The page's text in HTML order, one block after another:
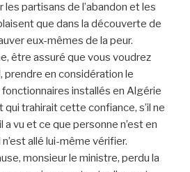
partisans de l’abandon et les
que dans la découverte de
eux-mêmes de la peur.
être assuré que vous voudrez
prendre en considération le
installés en Algérie
trahirait cette confiance, s’il ne
a vu et ce que personne n’est en
allé lui-même vérifier.
monsieur le ministre, perdu la